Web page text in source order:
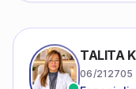
TALITA
06/212705